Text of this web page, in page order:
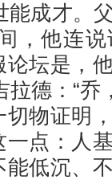
能成才。
，他连
坛是，
拉德：“
物证明
点：人
低沉、